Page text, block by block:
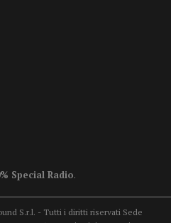
Special Radio.
S.r.l. - Tutti i diritti riservati Sede